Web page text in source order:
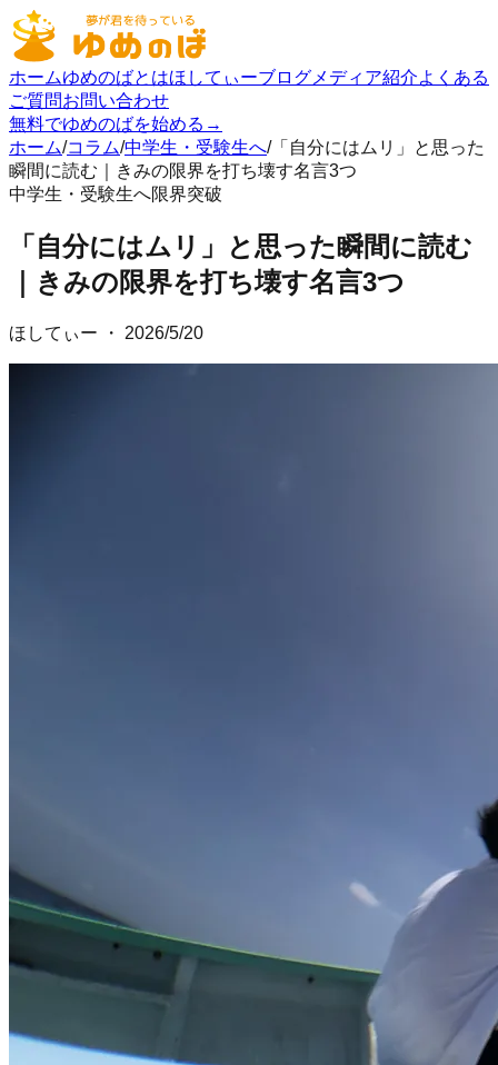
ホームゆめのばとはほしてぃーブログ メディア紹介よくある
ご質問お問い合わせ
無料でゆめのばを始める →
ホーム/コラム/中学生・受験生へ/「自分にはムリ」と思った
瞬間に読む｜きみの限界を打ち壊す名言3つ
中学生・受験生へ限界突破
「自分にはムリ」と思った瞬間に読む
｜きみの限界を打ち壊す名言3つ
ほしてぃー ・ 2026/5/20